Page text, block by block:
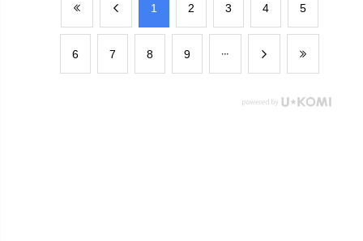
​1 ​2 ​3 ​4 ​5
​6 ​7 ​8 ​9